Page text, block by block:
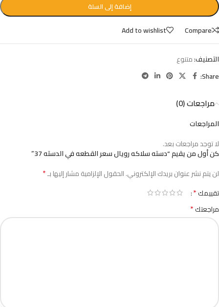
إضافة إلى السلة
Compare
Add to wishlist
التصنيف:متنوع
Share:
مراجعات (0)
المراجعات
لا توجد مراجعات بعد.
كن أول من يقيم “دسته سلاكه رويال سعر القطعه في الدسته 37”
لن يتم نشر عنوان بريدك الإلكتروني.الحقول الإلزامية مشار إليها بـ*
تقييمك*
مراجعتك*